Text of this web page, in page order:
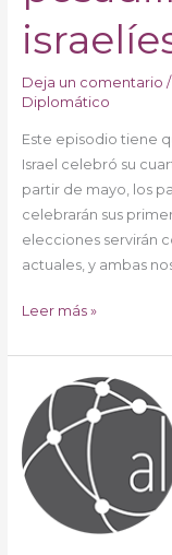
Deja un comentario /
Diplomático
Este episodio tiene
Israel celebró su
partir de mayo, los
celebrarán sus
elecciones servirán
actuales, y ambas
Leer más »
es
el
apartheid:
informe